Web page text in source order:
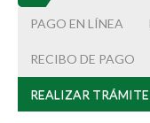
PAGO EN LÍNEA
RECIBO DE PAGO
REALIZAR